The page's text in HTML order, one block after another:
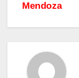
Mendoza